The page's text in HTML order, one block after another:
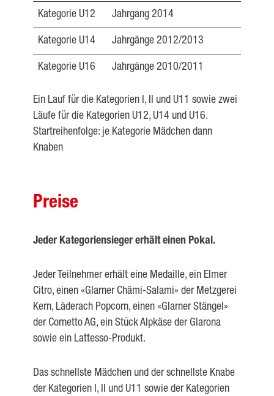
Kategorie U12 Jahrgang 2014
Kategorie U14 Jahrgänge 2012/2013
Kategorie U16 Jahrgänge 2010/2011
Ein Lauf für die Kategorien I, II und U11 sowie zwei
Läufe für die Kategorien U12, U14 und U16.
Startreihenfolge: je Kategorie Mädchen dann
Knaben
Preise
Jeder Kategoriensieger erhält einen Pokal.
Jeder Teilnehmer erhält eine Medaille, ein Elmer
Citro, einen «Glarner Chämi-Salami» der Metzgerei
Kern, Läderach Popcorn, einen «Glarner Stängel»
der Cornetto AG, ein Stück Alpkäse der Glarona
sowie ein Lattesso-Produkt.
Das schnellste Mädchen und der schnellste Knabe
der Kategorien I, II und U11 sowie der Kategorien